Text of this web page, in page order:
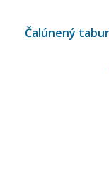
Čalúnený